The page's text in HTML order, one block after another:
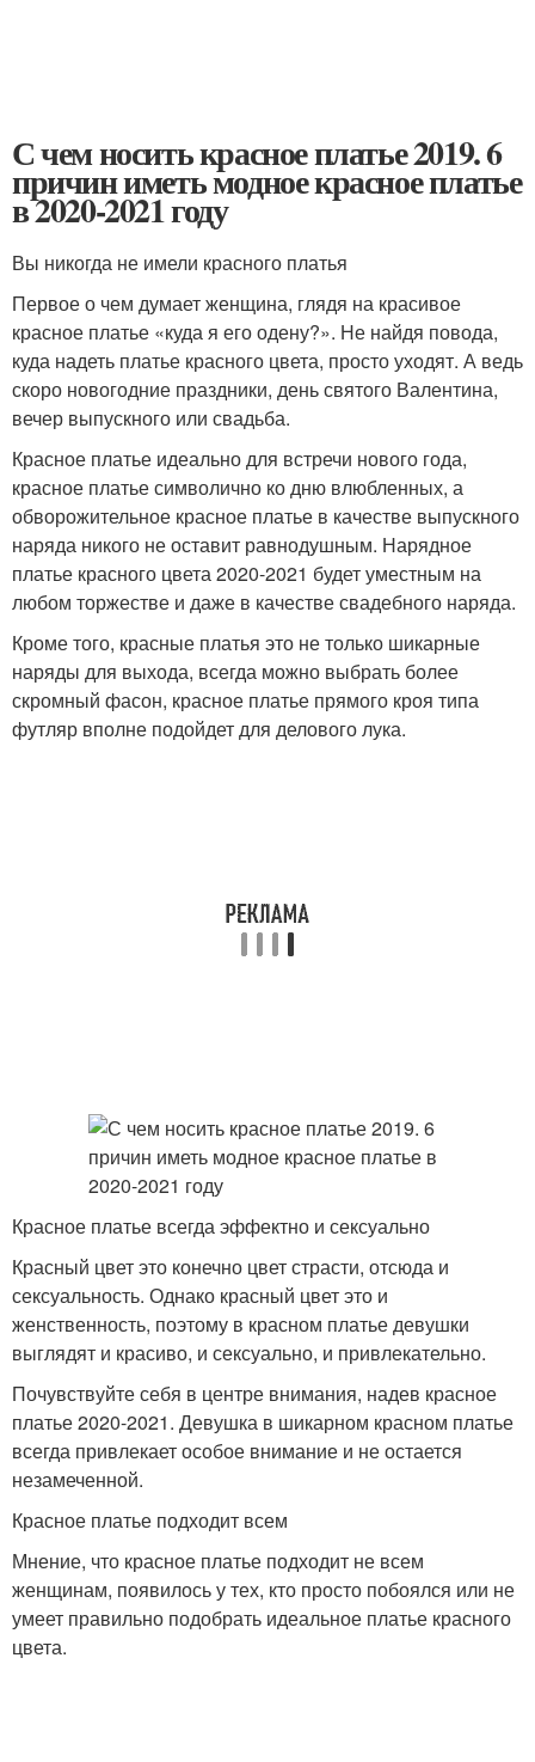
С чем носить красное платье 2019. 6
причин иметь модное красное платье
в 2020-2021 году
Вы никогда не имели красного платья
Первое о чем думает женщина, глядя на красивое
красное платье «куда я его одену?». Не найдя повода,
куда надеть платье красного цвета, просто уходят. А ведь
скоро новогодние праздники, день святого Валентина,
вечер выпускного или свадьба.
Красное платье идеально для встречи нового года,
красное платье символично ко дню влюбленных, а
обворожительное красное платье в качестве выпускного
наряда никого не оставит равнодушным. Нарядное
платье красного цвета 2020-2021 будет уместным на
любом торжестве и даже в качестве свадебного наряда.
Кроме того, красные платья это не только шикарные
наряды для выхода, всегда можно выбрать более
скромный фасон, красное платье прямого кроя типа
футляр вполне подойдет для делового лука.
Красное платье всегда эффектно и сексуально
Красный цвет это конечно цвет страсти, отсюда и
сексуальность. Однако красный цвет это и
женственность, поэтому в красном платье девушки
выглядят и красиво, и сексуально, и привлекательно.
Почувствуйте себя в центре внимания, надев красное
платье 2020-2021. Девушка в шикарном красном платье
всегда привлекает особое внимание и не остается
незамеченной.
Красное платье подходит всем
Мнение, что красное платье подходит не всем
женщинам, появилось у тех, кто просто побоялся или не
умеет правильно подобрать идеальное платье красного
цвета.